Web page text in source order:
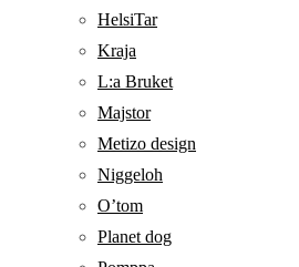
HelsiTar
Kraja
L:a Bruket
Majstor
Metizo design
Niggeloh
O’tom
Planet dog